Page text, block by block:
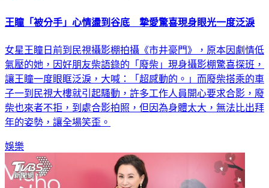
王瞳「被分手」心情盪到谷底 摯愛驚喜現身眼光一度泛淚
女星王瞳日前到民視攝影棚拍攝《市井豪門》，原本因劇情低
氣壓的她，因好朋友柴語錄的「廢柴」現身攝影棚驚喜探班，
讓王瞳一度眼眶泛淚，大喊：「超感動的。」而廢柴搭乘的車
子一到民視大樓就引起騷動，許多工作人員開心要求合影，廢
柴也來者不拒，到處合影拍照，但因為身體太大，無法比出拜
年的姿勢，讓全場笑歪。
娛樂